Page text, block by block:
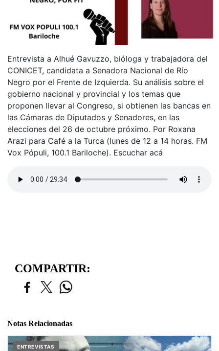
Entrevista a Alhué Gavuzzo, bióloga y trabajadora del
CONICET, candidata a Senadora Nacional de Río
Negro por el Frente de Izquierda. Su análisis sobre el
gobierno nacional y provincial y los temas que
proponen llevar al Congreso, si obtienen las bancas en
las Cámaras de Diputados y Senadores, en las
elecciones del 26 de octubre próximo. Por Roxana
Arazi para Café a la Turca (lunes de 12 a 14 horas. FM
Vox Pópuli, 100.1 Bariloche). Escuchar acá
COMPARTIR:
Notas Relacionadas
ENTREVISTAS